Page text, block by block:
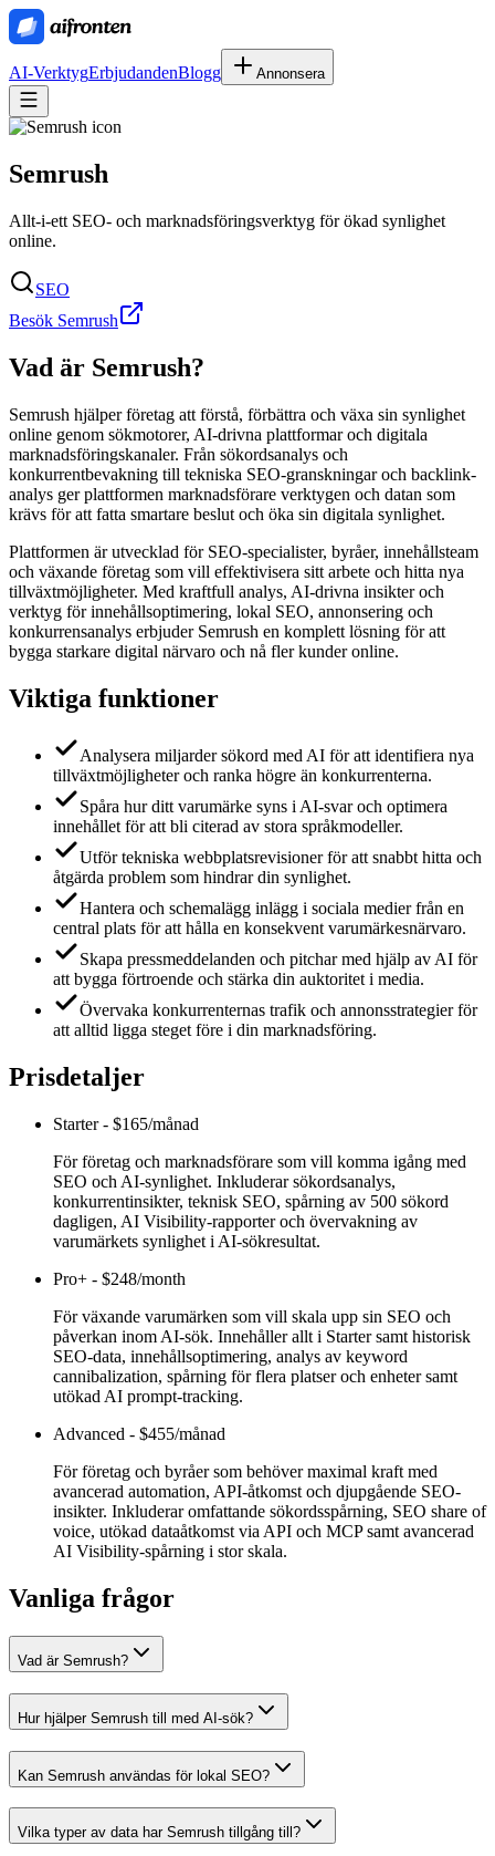
AI-VerktygErbjudandenBlogg Annonsera
Semrush
Allt-i-ett SEO- och marknadsföringsverktyg för ökad synlighet
online.
SEO
Besök Semrush
Vad är Semrush?
Semrush hjälper företag att förstå, förbättra och växa sin synlighet
online genom sökmotorer, AI-drivna plattformar och digitala
marknadsföringskanaler. Från sökordsanalys och
konkurrentbevakning till tekniska SEO-granskningar och backlink-
analys ger plattformen marknadsförare verktygen och datan som
krävs för att fatta smartare beslut och öka sin digitala synlighet.
Plattformen är utvecklad för SEO-specialister, byråer, innehållsteam
och växande företag som vill effektivisera sitt arbete och hitta nya
tillväxtmöjligheter. Med kraftfull analys, AI-drivna insikter och
verktyg för innehållsoptimering, lokal SEO, annonsering och
konkurrensanalys erbjuder Semrush en komplett lösning för att
bygga starkare digital närvaro och nå fler kunder online.
Viktiga funktioner
Analysera miljarder sökord med AI för att identifiera nya
tillväxtmöjligheter och ranka högre än konkurrenterna.
Spåra hur ditt varumärke syns i AI-svar och optimera
innehållet för att bli citerad av stora språkmodeller.
Utför tekniska webbplatsrevisioner för att snabbt hitta och
åtgärda problem som hindrar din synlighet.
Hantera och schemalägg inlägg i sociala medier från en
central plats för att hålla en konsekvent varumärkesnärvaro.
Skapa pressmeddelanden och pitchar med hjälp av AI för
att bygga förtroende och stärka din auktoritet i media.
Övervaka konkurrenternas trafik och annonsstrategier för
att alltid ligga steget före i din marknadsföring.
Prisdetaljer
Starter- $165/månad
För företag och marknadsförare som vill komma igång med
SEO och AI-synlighet. Inkluderar sökordsanalys,
konkurrentinsikter, teknisk SEO, spårning av 500 sökord
dagligen, AI Visibility-rapporter och övervakning av
varumärkets synlighet i AI-sökresultat.
Pro+ - $248/month
För växande varumärken som vill skala upp sin SEO och
påverkan inom AI-sök. Innehåller allt i Starter samt historisk
SEO-data, innehållsoptimering, analys av keyword
cannibalization, spårning för flera platser och enheter samt
utökad AI prompt-tracking.
Advanced - $455/månad
För företag och byråer som behöver maximal kraft med
avancerad automation, API-åtkomst och djupgående SEO-
insikter. Inkluderar omfattande sökordsspårning, SEO share of
voice, utökad dataåtkomst via API och MCP samt avancerad
AI Visibility-spårning i stor skala.
Vanliga frågor
Vad är Semrush?
Hur hjälper Semrush till med AI-sök?
Kan Semrush användas för lokal SEO?
Vilka typer av data har Semrush tillgång till?